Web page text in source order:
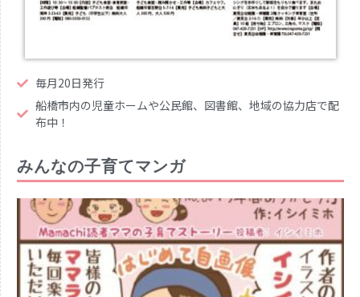
毎月20日発行
船橋市内の児童ホームや公民館、図書館、地域の協力店で配
布中！
みんなの子育てマンガ